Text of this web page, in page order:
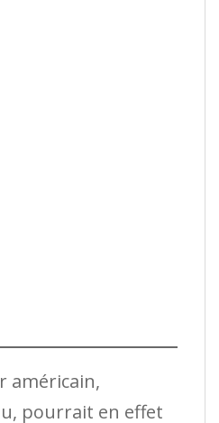
américain,
pourrait en effet